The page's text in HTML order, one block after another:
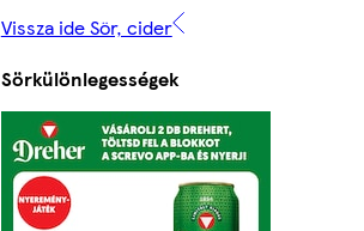
Vissza ide Sör, cider
Sörkülönlegességek